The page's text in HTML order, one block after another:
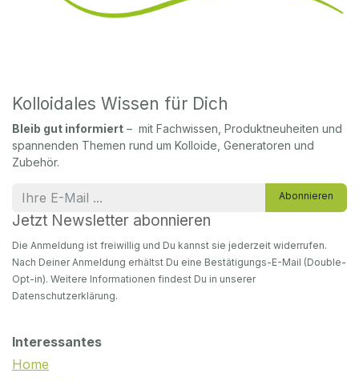
Kolloidales Wissen für Dich
Bleib gut informiert – mit Fachwissen, Produktneuheiten und
spannenden Themen rund um Kolloide, Generatoren und
Zubehör.
Abonnieren
Jetzt Newsletter abonnieren
Die Anmeldung ist freiwillig und Du kannst sie jederzeit widerrufen.
Nach Deiner Anmeldung erhältst Du eine Bestätigungs-E-Mail (Double-
Opt-in). Weitere Informationen findest Du in unserer
Datenschutzerklärung.
Interessantes
Home